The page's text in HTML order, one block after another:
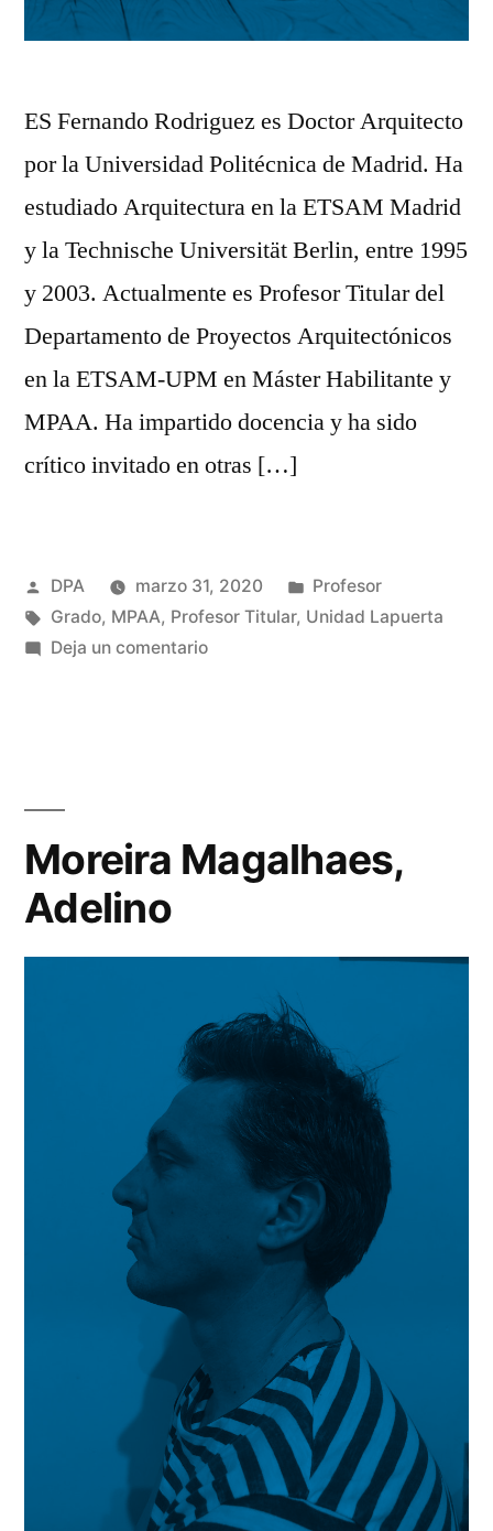
ES Fernando Rodriguez es Doctor Arquitecto
por la Universidad Politécnica de Madrid. Ha
estudiado Arquitectura en la ETSAM Madrid
y la Technische Universität Berlin, entre 1995
y 2003. Actualmente es Profesor Titular del
Departamento de Proyectos Arquitectónicos
en la ETSAM-UPM en Máster Habilitante y
MPAA. Ha impartido docencia y ha sido
crítico invitado en otras […]
Publicado
por
DPA marzo 31, 2020
Publicado
en
Profesor
Etiquetas:
Grado, MPAA, Profesor Titular, Unidad Lapuerta
Deja un comentarioen
Moreira Magalhaes,
Adelino